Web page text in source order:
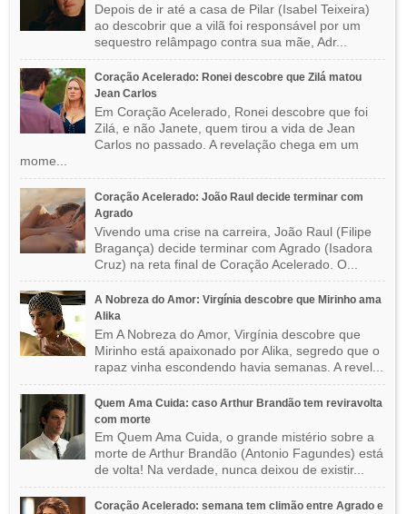
Depois de ir até a casa de Pilar (Isabel Teixeira)
ao descobrir que a vilã foi responsável por um
sequestro relâmpago contra sua mãe, Adr...
Coração Acelerado: Ronei descobre que Zilá matou
Jean Carlos
Em Coração Acelerado, Ronei descobre que foi
Zilá, e não Janete, quem tirou a vida de Jean
Carlos no passado. A revelação chega em um
mome...
Coração Acelerado: João Raul decide terminar com
Agrado
Vivendo uma crise na carreira, João Raul (Filipe
Bragança) decide terminar com Agrado (Isadora
Cruz) na reta final de Coração Acelerado. O...
A Nobreza do Amor: Virgínia descobre que Mirinho ama
Alika
Em A Nobreza do Amor, Virgínia descobre que
Mirinho está apaixonado por Alika, segredo que o
rapaz vinha escondendo havia semanas. A revel...
Quem Ama Cuida: caso Arthur Brandão tem reviravolta
com morte
Em Quem Ama Cuida, o grande mistério sobre a
morte de Arthur Brandão (Antonio Fagundes) está
de volta! Na verdade, nunca deixou de existir...
Coração Acelerado: semana tem climão entre Agrado e